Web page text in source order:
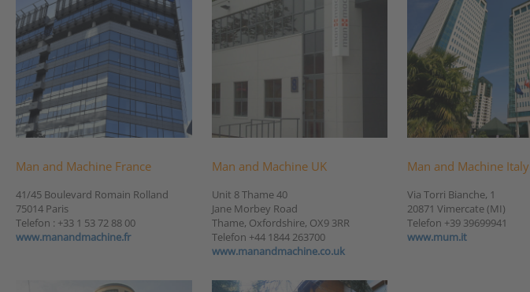
Man and Machine France
41/45 Boulevard Romain Rolland
75014 Paris
Telefon : +33 1 53 72 88 00
www.manandmachine.fr
Man and Machine UK
Unit 8 Thame 40
Jane Morbey Road
Thame, Oxfordshire, OX9 3RR
Telefon +44 1844 263700
www.manandmachine.co.uk
Man and Machine Italy
Via Torri Bianche, 1
20871 Vimercate (MI)
Telefon +39 39699941
www.mum.it